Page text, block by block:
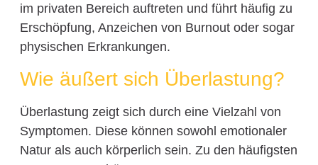
im privaten Bereich auftreten und führt häufig zu
Erschöpfung, Anzeichen von Burnout oder sogar
physischen Erkrankungen.
Wie äußert sich Überlastung?
Überlastung zeigt sich durch eine Vielzahl von
Symptomen. Diese können sowohl emotionaler
Natur als auch körperlich sein. Zu den häufigsten